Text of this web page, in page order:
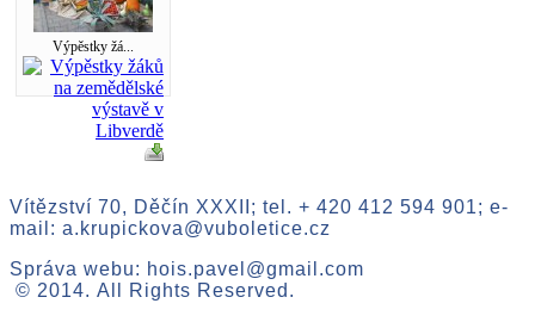
Výpěstky žá...
Vítězství 70, Děčín XXXII; tel. + 420 412 594 901; e-
mail: a.krupickova@vuboletice.cz
Správa webu: hois.pavel@gmail.com
© 2014. All Rights Reserved.